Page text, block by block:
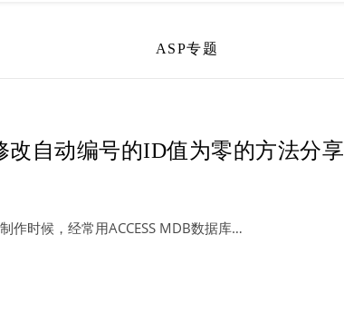
ASP专题
改自动编号的ID值为零的方法分享
作时候，经常用ACCESS MDB数据库…